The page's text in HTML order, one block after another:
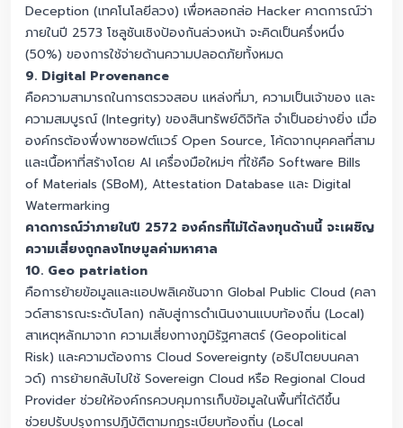
Deception (เทคโนโลยีลวง) เพื่อหลอกล่อ Hacker คาดการณ์ว่า
ภายในปี 2573 โซลูชันเชิงป้องกันล่วงหน้า จะคิดเป็นครึ่งหนึ่ง
(50%) ของการใช้จ่ายด้านความปลอดภัยทั้งหมด
9. Digital Provenance
คือความสามารถในการตรวจสอบ แหล่งที่มา, ความเป็นเจ้าของ และ
ความสมบูรณ์ (Integrity) ของสินทรัพย์ดิจิทัล จำเป็นอย่างยิ่ง เมื่อ
องค์กรต้องพึ่งพาซอฟต์แวร์ Open Source, โค้ดจากบุคคลที่สาม
และเนื้อหาที่สร้างโดย AI เครื่องมือใหม่ๆ ที่ใช้คือ Software Bills
of Materials (SBoM), Attestation Database และ Digital
Watermarking
คาดการณ์ว่าภายในปี 2572 องค์กรที่ไม่ได้ลงทุนด้านนี้ จะเผชิญ
ความเสี่ยงถูกลงโทษมูลค่ามหาศาล
10. Geo patriation
คือการย้ายข้อมูลและแอปพลิเคชันจาก Global Public Cloud (คลา
วด์สาธารณะระดับโลก) กลับสู่การดำเนินงานแบบท้องถิ่น (Local)
สาเหตุหลักมาจาก ความเสี่ยงทางภูมิรัฐศาสตร์ (Geopolitical
Risk) และความต้องการ Cloud Sovereignty (อธิปไตยบนคลา
วด์) การย้ายกลับไปใช้ Sovereign Cloud หรือ Regional Cloud
Provider ช่วยให้องค์กรควบคุมการเก็บข้อมูลในพื้นที่ได้ดีขึ้น
ช่วยปรับปรุงการปฏิบัติตามกฎระเบียบท้องถิ่น (Local